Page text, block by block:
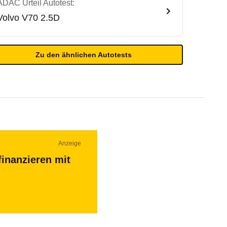
Urteil Autotest:
V70 2.5D
Zu den ähnlichen Autotests
Anzeige
mit